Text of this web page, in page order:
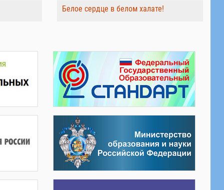
Белое сердце в белом халате!